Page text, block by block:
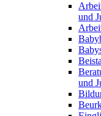
und
und